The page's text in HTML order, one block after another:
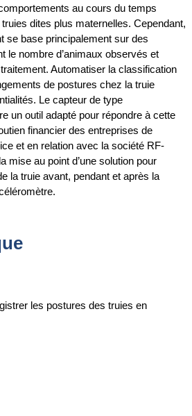
au cours du temps
truies dites plus maternelles. Cependant,
se base principalement sur des
le nombre d’animaux observés et
Automatiser la classification
de postures chez la truie
Le capteur de type
un outil adapté pour répondre à cette
financier des entreprises de
et en relation avec la société RF-
mise au point d’une solution pour
la truie avant, pendant et après la
les postures des truies en